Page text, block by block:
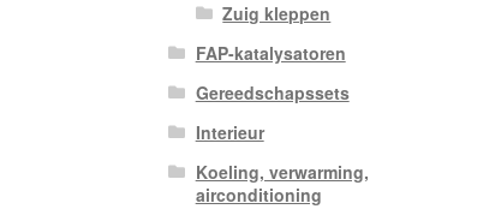
Zuig kleppen
FAP-katalysatoren
Gereedschapssets
Interieur
Koeling, verwarming,
airconditioning